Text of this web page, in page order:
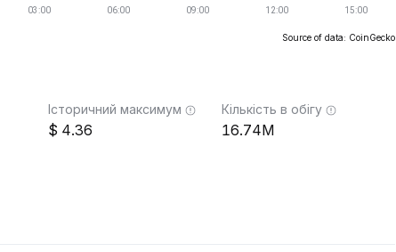
Source of data: CoinGecko
Історичний максимум
4.36
Кількість в обігу
16.74M